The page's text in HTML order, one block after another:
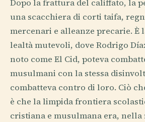
Dopo la frattura del califfato, la
una scacchiera di corti taifa,
mercenari e alleanze precarie. È
lealtà mutevoli, dove Rodrigo
noto come El Cid, poteva
musulmani con la stessa
combatteva contro di loro. Ciò
è che la limpida frontiera
cristiana e musulmana era,